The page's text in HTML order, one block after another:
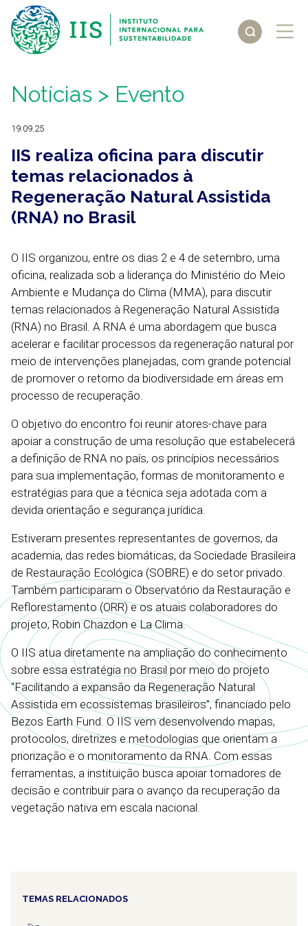
Notícias > Evento
19.09.25
IIS realiza oficina para discutir
temas relacionados à
Regeneração Natural Assistida
(RNA) no Brasil
O IIS organizou, entre os dias 2 e 4 de setembro, uma
oficina, realizada sob a liderança do Ministério do Meio
Ambiente e Mudança do Clima (MMA), para discutir
temas relacionados à Regeneração Natural Assistida
(RNA) no Brasil. A RNA é uma abordagem que busca
acelerar e facilitar processos da regeneração natural por
meio de intervenções planejadas, com grande potencial
de promover o retorno da biodiversidade em áreas em
processo de recuperação.
O objetivo do encontro foi reunir atores-chave para
apoiar a construção de uma resolução que estabelecerá
a definição de RNA no país, os princípios necessários
para sua implementação, formas de monitoramento e
estratégias para que a técnica seja adotada com a
devida orientação e segurança jurídica.
Estiveram presentes representantes de governos, da
academia, das redes biomáticas, da Sociedade Brasileira
de Restauração Ecológica (SOBRE) e do setor privado.
Também participaram o Observatório da Restauração e
Reflorestamento (ORR) e os atuais colaboradores do
projeto, Robin Chazdon e La Clima.
O IIS atua diretamente na ampliação do conhecimento
sobre essa estratégia no Brasil por meio do projeto
“Facilitando a expansão da Regeneração Natural
Assistida em ecossistemas brasileiros”, financiado pelo
Bezos Earth Fund. O IIS vem desenvolvendo mapas,
protocolos, diretrizes e metodologias que orientam a
priorização e o monitoramento da RNA. Com essas
ferramentas, a instituição busca apoiar tomadores de
decisão e contribuir para o avanço da recuperação da
vegetação nativa em escala nacional.
TEMAS RELACIONADOS